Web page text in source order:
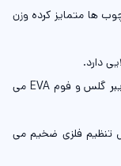
ها متمایز کرده وزن
دارد.
به منظور راحتی کار با آن، دسته چوب از جنس فایبر گلس و فوم EVA می
تنظیم فلزی ضخیم می